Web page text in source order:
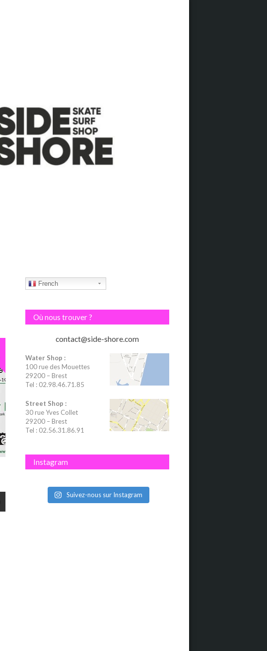
French
Où nous trouver ?
contact@side-shore.com
Water Shop :
100 rue des Mouettes
29200 – Brest
Tel : 02.98.46.71.85
Street Shop :
30 rue Yves Collet
29200 – Brest
Tel : 02.56.31.86.91
Instagram
Suivez-nous sur Instagram